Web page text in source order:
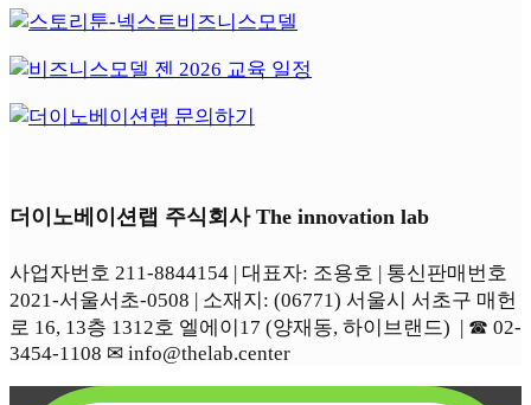
더이노베이션랩 주식회사 The innovation lab
사업자번호 211-8844154 | 대표자: 조용호 | 통신판매번호
2021-서울서초-0508 | 소재지: (06771) 서울시 서초구 매헌
로 16, 13층 1312호 엘에이17 (양재동, 하이브랜드) | ☎︎ 02-
3454-1108 ✉︎ info@thelab.center